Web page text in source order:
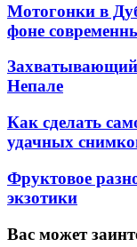
Мотогонки в
фоне
Непале
Как сделать
удачных
Фруктовое
экзотики
Вас может